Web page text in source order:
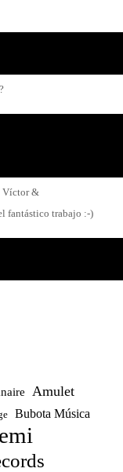
Víctor &
fantástico trabajo :-)
Amulet
Bubota Música